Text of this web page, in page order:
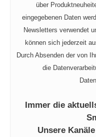
über
eingegebenen Daten
Newsletters verwendet
können sich jederzeit
Durch Absenden der von
die
Immer die
Unsere